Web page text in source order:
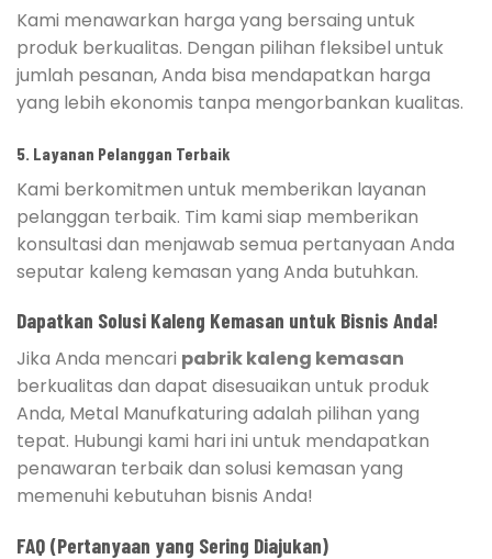
Kami menawarkan harga yang bersaing untuk
produk berkualitas. Dengan pilihan fleksibel untuk
jumlah pesanan, Anda bisa mendapatkan harga
yang lebih ekonomis tanpa mengorbankan kualitas.
5. Layanan Pelanggan Terbaik
Kami berkomitmen untuk memberikan layanan
pelanggan terbaik. Tim kami siap memberikan
konsultasi dan menjawab semua pertanyaan Anda
seputar kaleng kemasan yang Anda butuhkan.
Dapatkan Solusi Kaleng Kemasan untuk Bisnis Anda!
Jika Anda mencari pabrik kaleng kemasan
berkualitas dan dapat disesuaikan untuk produk
Anda, Metal Manufkaturing adalah pilihan yang
tepat. Hubungi kami hari ini untuk mendapatkan
penawaran terbaik dan solusi kemasan yang
memenuhi kebutuhan bisnis Anda!
FAQ (Pertanyaan yang Sering Diajukan)